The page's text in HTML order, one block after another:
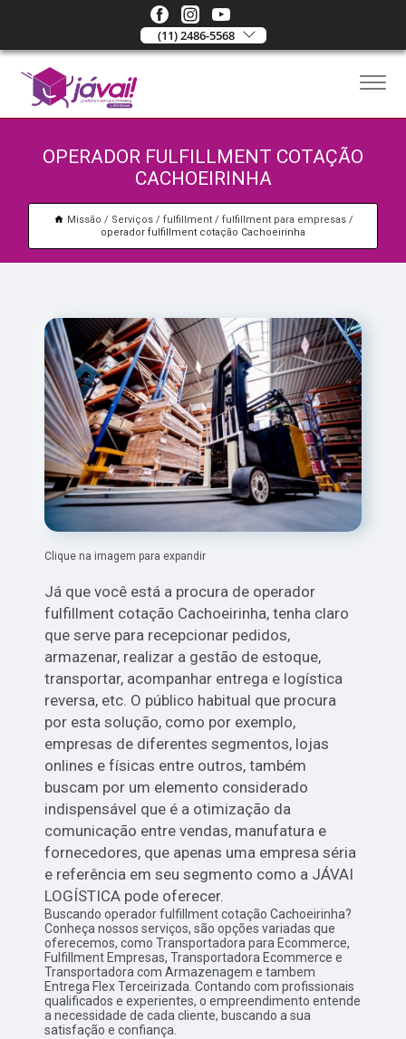
(11) 2486-5568
OPERADOR FULFILLMENT COTAÇÃO
CACHOEIRINHA
Missão Serviços fulfillment
fulfillment para empresas
operador fulfillment cotação Cachoeirinha
Clique na imagem para expandir
Já que você está a procura de operador
fulfillment cotação Cachoeirinha, tenha claro
que serve para recepcionar pedidos,
armazenar, realizar a gestão de estoque,
transportar, acompanhar entrega e logística
reversa, etc. O público habitual que procura
por esta solução, como por exemplo,
empresas de diferentes segmentos, lojas
onlines e físicas entre outros, também
buscam por um elemento considerado
indispensável que é a otimização da
comunicação entre vendas, manufatura e
fornecedores, que apenas uma empresa séria
e referência em seu segmento como a JÁVAI
LOGÍSTICA pode oferecer.
Buscando operador fulfillment cotação Cachoeirinha?
Conheça nossos serviços, são opções variadas que
oferecemos, como Transportadora para Ecommerce,
Fulfillment Empresas, Transportadora Ecommerce e
Transportadora com Armazenagem e tambem
Entrega Flex Terceirizada. Contando com profissionais
qualificados e experientes, o empreendimento entende
a necessidade de cada cliente, buscando a sua
satisfação e confiança.